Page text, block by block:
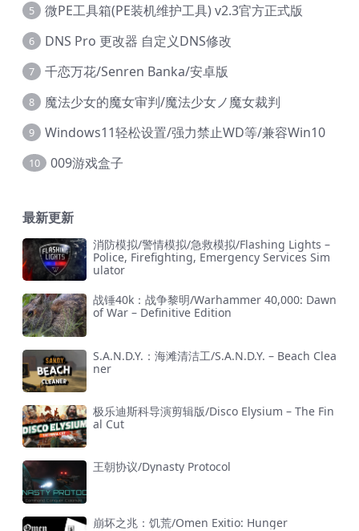
5 微PE工具箱(PE装机维护工具) v2.3官方正式版
6 DNS Pro 更改器 自定义DNS修改
7 千恋万花/Senren Banka/安卓版
8 魔法少女的魔女审判/魔法少女ノ魔女裁判
9 Windows11轻松设置/强力禁止WD等/兼容Win10
10 009游戏盒子
最新更新
消防模拟/警情模拟/急救模拟/Flashing Lights –
Police, Firefighting, Emergency Services Sim
ulator
战锤40k：战争黎明/Warhammer 40,000: Dawn
of War – Definitive Edition
S.A.N.D.Y.：海滩清洁工/S.A.N.D.Y. – Beach Clea
ner
极乐迪斯科导演剪辑版/Disco Elysium – The Fin
al Cut
王朝协议/Dynasty Protocol
崩坏之兆：饥荒/Omen Exitio: Hunger